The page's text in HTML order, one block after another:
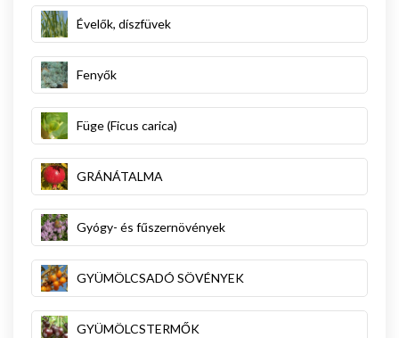
Évelők, díszfüvek
Fenyők
Füge (Ficus carica)
GRÁNÁTALMA
Gyógy- és fűszernövények
GYÜMÖLCSADÓ SÖVÉNYEK
GYÜMÖLCSTERMŐK